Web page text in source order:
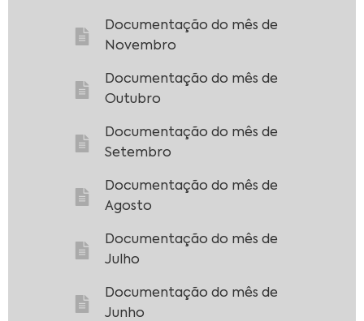
Documentação do mês de
Novembro
Documentação do mês de
Outubro
Documentação do mês de
Setembro
Documentação do mês de
Agosto
Documentação do mês de
Julho
Documentação do mês de
Junho